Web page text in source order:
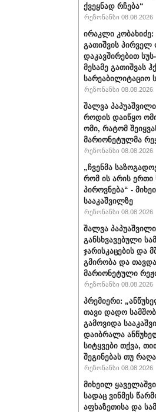
ქვეყნად რჩება“
რეზონანსი 08.08.2026
ირაკლი
გათიშვის პირველ
დაკავშირებით
მესამე გათიშვას
სარეაბილიტაციო
რეზონანსი 08.08.2026
შალვა
როდის დაიწყო
ომი, რატომ
მარიონეტულმა
რეზონანსი 08.08.2026
„ჩვენმა
რომ ის არის
პიროვნება“ -
სააკაშვილზე
რეზონანსი 08.08.2026
შალვა
განსხვავებული
ჯარისკაცების და
გმირობა და
მარიონეტული
რეზონანსი 08.08.2026
პრემიერი:
თავი დადო
გამოვიდა
დაიბრალა
სიტყვები თქვა,
შეგინებას თუ
რეზონანსი 08.08.2026
მიხეილ
სადაც ვინმეს
აფხაზეთისა და